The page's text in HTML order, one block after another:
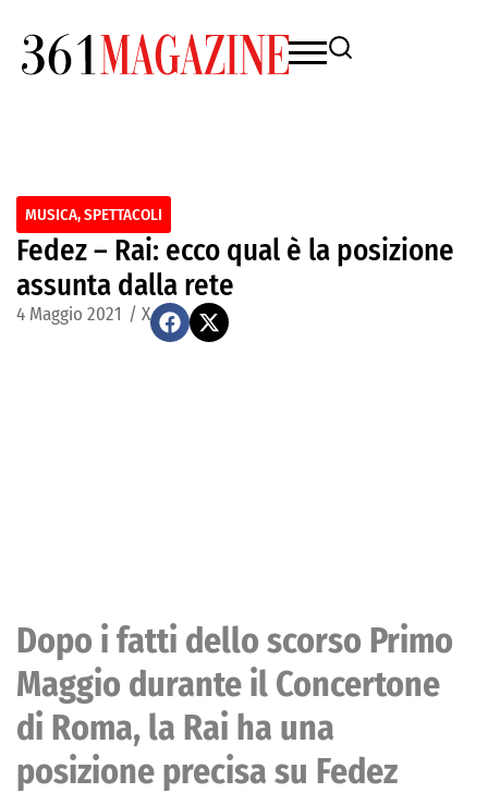
MUSICA,SPETTACOLI
Fedez – Rai: ecco qual è la posizione
assunta dalla rete
4 Maggio 2021 / X
Dopo i fatti dello scorso Primo
Maggio durante il Concertone
di Roma, la Rai ha una
posizione precisa su Fedez